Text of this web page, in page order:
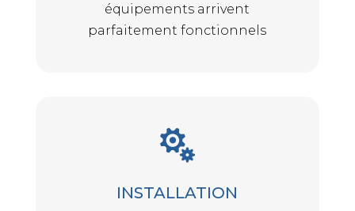
équipements arrivent
parfaitement fonctionnels

INSTALLATION